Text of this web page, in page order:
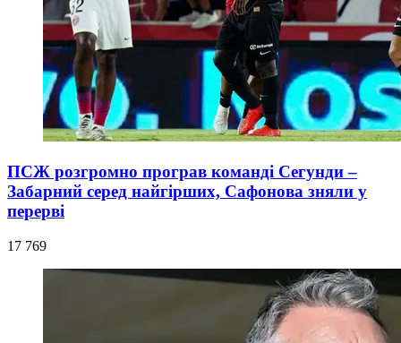
ПСЖ розгромно програв команді Сегунди –
Забарний серед найгірших, Сафонова зняли у
перерві
17 769